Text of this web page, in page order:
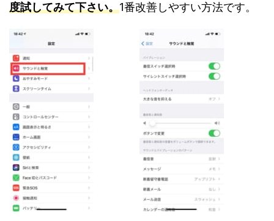
度試してみて下さい。1番改善しやすい方法です。